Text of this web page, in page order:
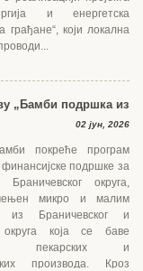
и енергетска
грађане“, који локална
„Бамби подршка из
02 јун, 2026
покреће програм
подршке за
Браничевског округа,
микро и малим
из Браничевског и
округа која се баве
пекарских и
производа. Кроз